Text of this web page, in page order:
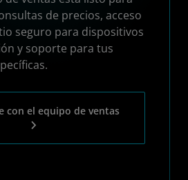
de precios, acceso
seguro para dispositivos
y soporte para tus
con el equipo de ventas